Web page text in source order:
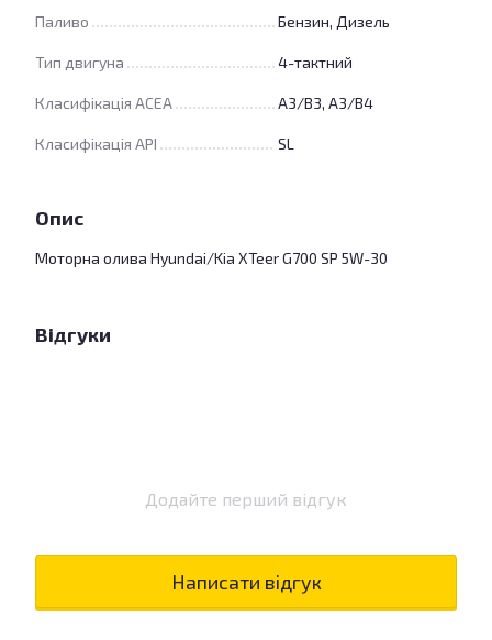
Паливо Бензин, Дизель
Тип двигуна 4-тактний
Класифікація ACEA A3/B3, A3/B4
Класифікація API SL
Опис
Моторна олива Hyundai/Kia XTeer G700 SP 5W-30
Відгуки
Додайте перший відгук
Написати відгук